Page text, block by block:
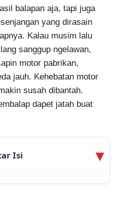
balapan aja, tapi juga
yang dirasain
Kalau musim lalu
sanggup ngelawan,
motor pabrikan,
jauh. Kehebatan motor
susah dibantah.
dapet jatah buat
Isi